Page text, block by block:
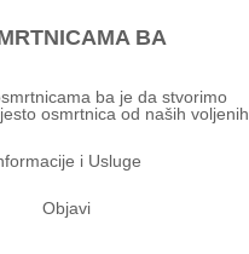
BA
ba je da stvorimo
osmrtnica od naših voljenih.
i Usluge
Objavi